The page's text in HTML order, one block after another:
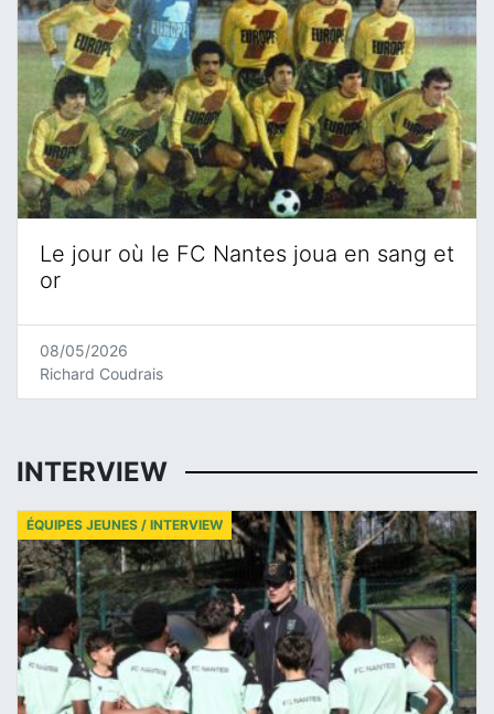
Le jour où le FC Nantes joua en sang et
or
08/05/2026
Richard Coudrais
INTERVIEW
ÉQUIPES JEUNES / INTERVIEW